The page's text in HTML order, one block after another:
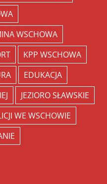
WSCHOWA
KPP WSCHOWA
EDUKACJA
JEZIORO SŁAWSKIE
WE WSCHOWIE